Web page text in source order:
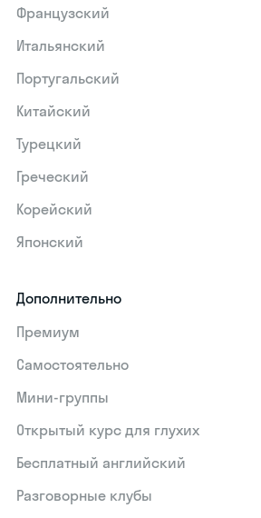
Французский
Итальянский
Португальский
Китайский
Турецкий
Греческий
Корейский
Японский
Дополнительно
Премиум
Самостоятельно
Мини-группы
Открытый курс для глухих
Бесплатный английский
Разговорные клубы